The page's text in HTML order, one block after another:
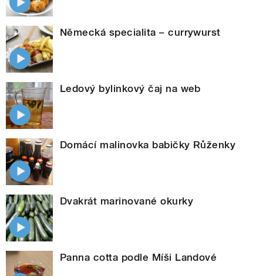
Německá specialita – currywurst
Ledový bylinkový čaj na web
Domácí malinovka babičky Růženky
Dvakrát marinované okurky
Panna cotta podle Míši Landové